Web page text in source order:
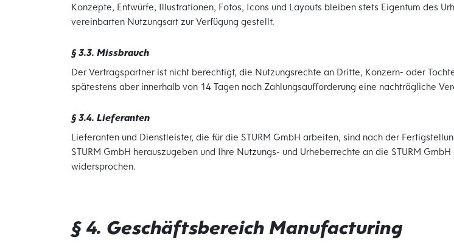
Konzepte, Entwürfe, Illustrationen, Fotos, Icons und Layouts bleiben stets Eigentum des
vereinbarten Nutzungsart zur Verfügung gestellt.
§ 3.3. Missbrauch
Der Vertragspartner ist nicht berechtigt, die Nutzungsrechte an Dritte, Konzern- oder
spätestens aber innerhalb von 14 Tagen nach Zahlungsaufforderung eine nachträgliche
§ 3.4. Lieferanten
Lieferanten und Dienstleister, die für die STURM GmbH arbeiten, sind nach der
STURM GmbH herauszugeben und Ihre Nutzungs- und Urheberrechte an die STURM
widersprochen.
§ 4. Geschäftsbereich Manufacturing